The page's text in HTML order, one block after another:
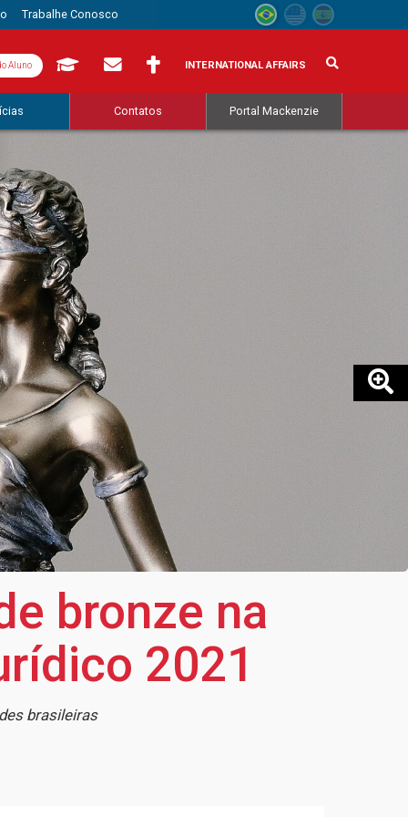
Trabalhe Conosco
Aluno INTERNATIONAL AFFAIRS
Contatos Portal Mackenzie
bronze na
2021
brasileiras